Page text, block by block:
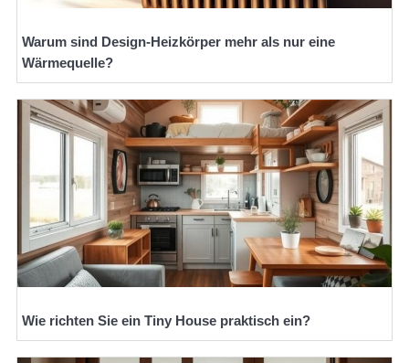
Warum sind Design-Heizkörper mehr als nur eine
Wärmequelle?
Wie richten Sie ein Tiny House praktisch ein?